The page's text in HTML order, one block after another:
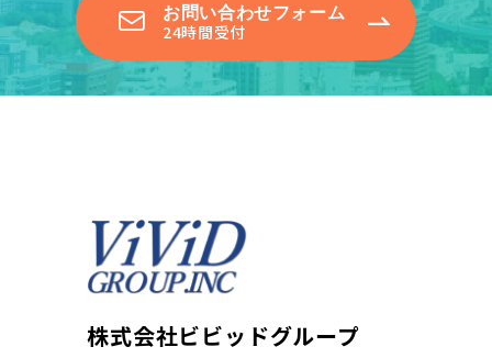
お問い合わせフォーム
24時間受付
株式会社ビビッドグループ